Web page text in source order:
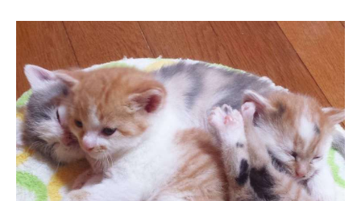
閉じる
PECOアプリをダウンロード済みの方
アプリで開く